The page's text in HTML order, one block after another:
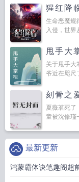
猩红降
生命恶魔规
入侵，世界
甩手大
关于甩手大
爷近在咫尺
刻骨之
夏薇茗死了
童被沈修瑾
最新更新
鸿蒙霸体诀笔趣阁超